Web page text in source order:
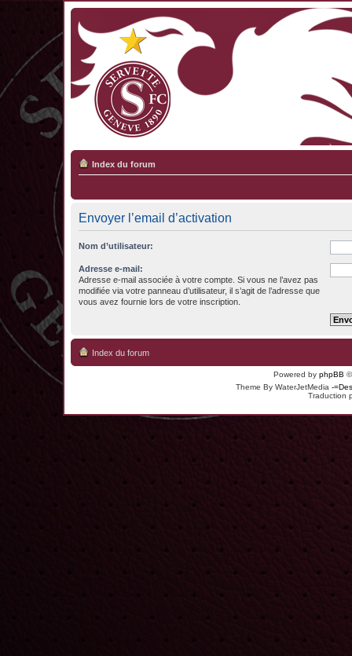
Index du forum
Envoyer l’email d’activation
Nom d’utilisateur:
Adresse e-mail:
Adresse e-mail associée à votre compte. Si vous ne l’avez pas
modifiée via votre panneau d’utilisateur, il s’agit de l’adresse que
vous avez fournie lors de votre inscription.
Index du forum
Powered by phpBB
Theme By WaterJetMedia -
Traduction